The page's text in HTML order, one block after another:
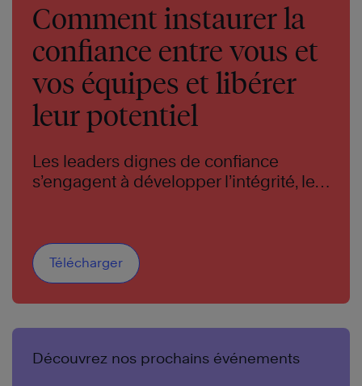
Comment instaurer la
confiance entre vous et
vos équipes et libérer
leur potentiel
Les leaders dignes de confiance
s’engagent à développer l’intégrité, les
donnent l’exemple de ce que signifie
être digne de confiance. Et ils créent
des équipes qui sont agiles,
collaboratives, innovantes et engagées.
Télécharger
Découvrez nos prochains événements